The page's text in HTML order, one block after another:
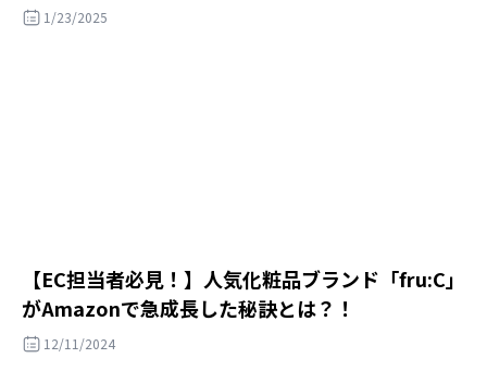
1/23/2025
【EC担当者必見！】人気化粧品ブランド「fru:C」
がAmazonで急成長した秘訣とは？！
12/11/2024